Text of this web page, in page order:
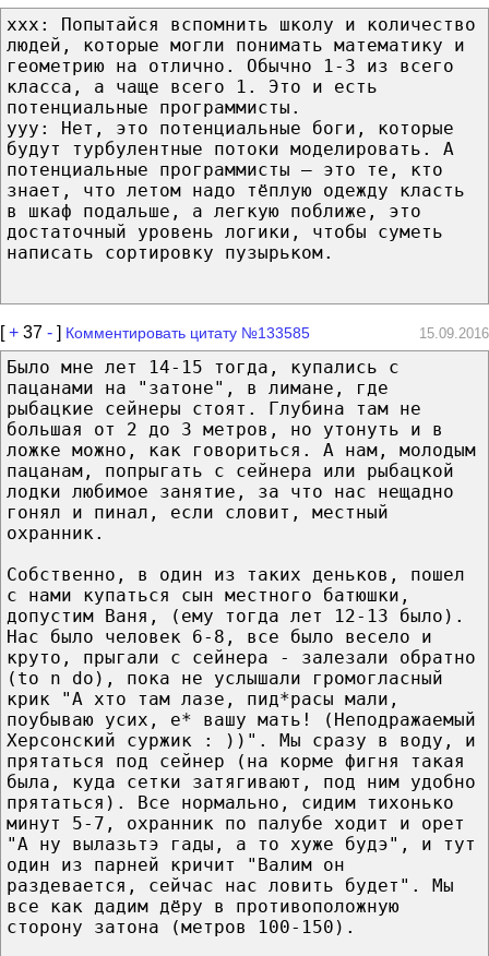
xxx: Попытайся вспомнить школу и количество
людей, которые могли понимать математику и
геометрию на отлично. Обычно 1-3 из всего
класса, а чаще всего 1. Это и есть
потенциальные программисты.
yyy: Нет, это потенциальные боги, которые
будут турбулентные потоки моделировать. А
потенциальные программисты — это те, кто
знает, что летом надо тёплую одежду класть
в шкаф подальше, а легкую поближе, это
достаточный уровень логики, чтобы суметь
написать сортировку пузырьком.
[+ 37 - ] Комментировать цитату №133585 15.09.2016
Было мне лет 14-15 тогда, купались с
пацанами на "затоне", в лимане, где
рыбацкие сейнеры стоят. Глубина там не
большая от 2 до 3 метров, но утонуть и в
ложке можно, как говориться. А нам, молодым
пацанам, попрыгать с сейнера или рыбацкой
лодки любимое занятие, за что нас нещадно
гонял и пинал, если словит, местный
охранник.
Собственно, в один из таких деньков, пошел
с нами купаться сын местного батюшки,
допустим Ваня, (ему тогда лет 12-13 было).
Нас было человек 6-8, все было весело и
круто, прыгали с сейнера - залезали обратно
(to n do), пока не услышали громогласный
крик "А хто там лазе, пид*расы мали,
поубываю усих, е* вашу мать! (Неподражаемый
Херсонский суржик : ))". Мы сразу в воду, и
прятаться под сейнер (на корме фигня такая
была, куда сетки затягивают, под ним удобно
прятаться). Все нормально, сидим тихонько
минут 5-7, охранник по палубе ходит и орет
"А ну вылазьтэ гады, а то хуже будэ", и тут
один из парней кричит "Валим он
раздевается, сейчас нас ловить будет". Мы
все как дадим дёру в противоположную
сторону затона (метров 100-150).